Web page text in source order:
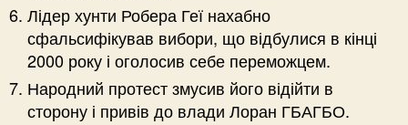
Лідер хунти Робера Геї нахабно
сфальсифікував вибори, що відбулися в кінці
2000 року і оголосив себе переможцем.
Народний протест змусив його відійти в
сторону і привів до влади Лоран ГБАГБО.